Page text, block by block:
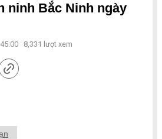
ninh Bắc Ninh ngày
8,331 lượt xem